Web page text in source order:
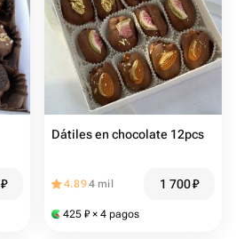
₽
Dátiles en chocolate 12pcs
4.894 mil 1 700₽
425 ₽ × 4 pagos